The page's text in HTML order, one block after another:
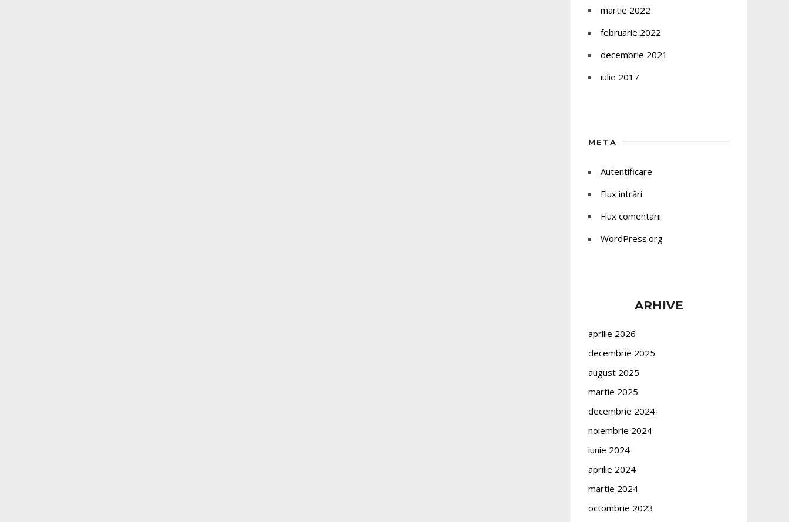
martie 2022
februarie 2022
decembrie 2021
iulie 2017
META
Autentificare
Flux intrări
Flux comentarii
WordPress.org
ARHIVE
aprilie 2026
decembrie 2025
august 2025
martie 2025
decembrie 2024
noiembrie 2024
iunie 2024
aprilie 2024
martie 2024
octombrie 2023